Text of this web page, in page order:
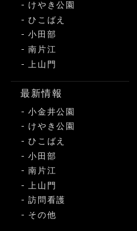
けやき公園
ひこばえ
小田部
南片江
上山門
最新情報
小金井公園
けやき公園
ひこばえ
小田部
南片江
上山門
訪問看護
その他